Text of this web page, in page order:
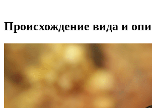
Происхождение вида и